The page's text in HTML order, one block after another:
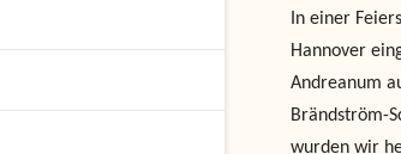
In einer
Hannover
Andreanum
Brändström-
wurden wir